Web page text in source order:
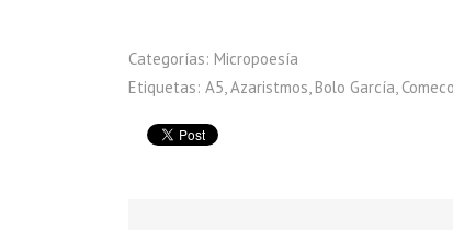
Categorías: Micropoesía
Etiquetas: A5,Azaristmos, Bolo García,